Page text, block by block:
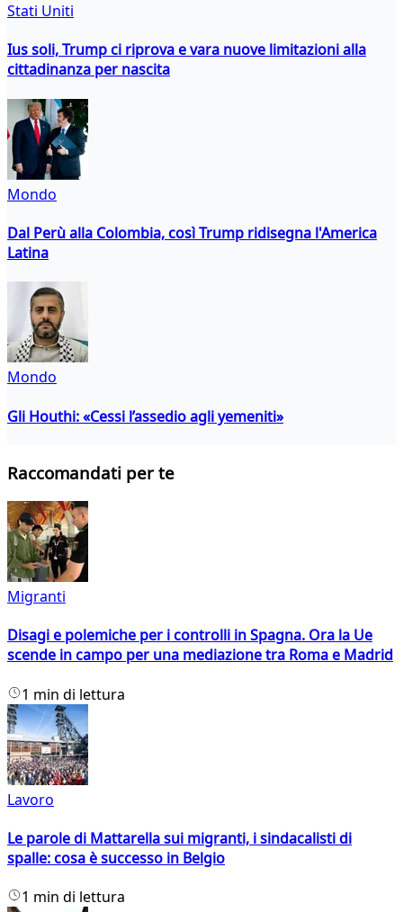
Stati Uniti
Ius soli, Trump ci riprova e vara nuove limitazioni alla
cittadinanza per nascita
Mondo
Dal Perù alla Colombia, così Trump ridisegna l'America
Latina
Mondo
Gli Houthi: «Cessi l’assedio agli yemeniti»
Raccomandati per te
Migranti
Disagi e polemiche per i controlli in Spagna. Ora la Ue
scende in campo per una mediazione tra Roma e Madrid
1 min di lettura
Lavoro
Le parole di Mattarella sui migranti, i sindacalisti di
spalle: cosa è successo in Belgio
1 min di lettura